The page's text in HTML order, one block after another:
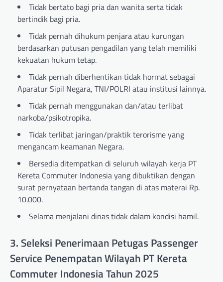
Tidak bertato bagi pria dan wanita serta tidak
bertindik bagi pria.
Tidak pernah dihukum penjara atau kurungan
berdasarkan putusan pengadilan yang telah memiliki
kekuatan hukum tetap.
Tidak pernah diberhentikan tidak hormat sebagai
Aparatur Sipil Negara, TNI/POLRI atau institusi lainnya.
Tidak pernah menggunakan dan/atau terlibat
narkoba/psikotropika.
Tidak terlibat jaringan/praktik terorisme yang
mengancam keamanan Negara.
Bersedia ditempatkan di seluruh wilayah kerja PT
Kereta Commuter Indonesia yang dibuktikan dengan
surat pernyataan bertanda tangan di atas materai Rp.
10.000.
Selama menjalani dinas tidak dalam kondisi hamil.
3. Seleksi Penerimaan Petugas Passenger
Service Penempatan Wilayah PT Kereta
Commuter Indonesia Tahun 2025